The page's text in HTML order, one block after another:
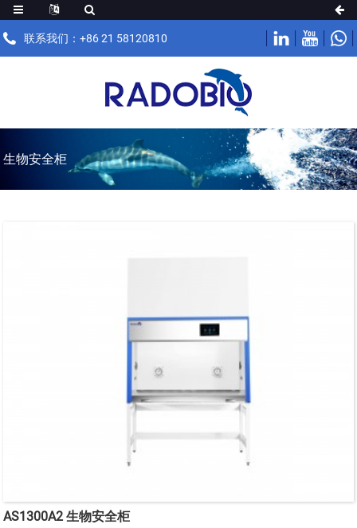
联系我们：+86 21 58120810
生物安全柜
AS1300A2 生物安全柜